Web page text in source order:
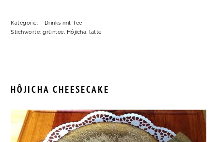
Kategorie:
Drinks mit Tee
Stichworte:grüntee Hôjicha ,latte
HÔJICHA CHEESECAKE